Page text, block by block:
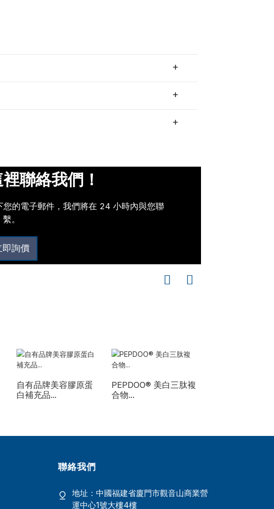
+
+
+
聯絡我們！
的電子郵件，我們將在 24 小時內與您聯
繫。
即詢價
自有品牌美容膠原蛋
白補充品...
PEPDOO® 美白三肽複
合物...
聯絡我們
地址：中國福建省廈門市觀音山商業營
運中心1號大樓4樓